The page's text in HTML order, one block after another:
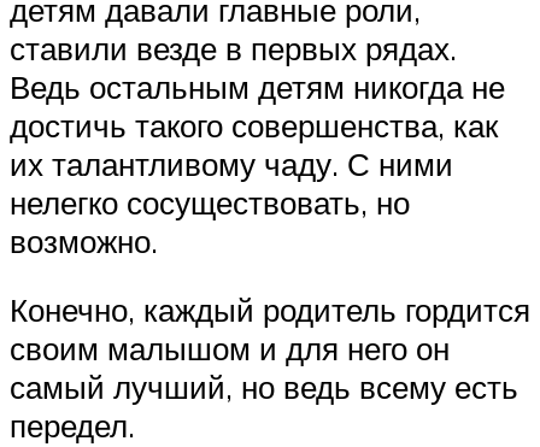
детям давали главные роли,
ставили везде в первых рядах.
Ведь остальным детям никогда не
достичь такого совершенства, как
их талантливому чаду. С ними
нелегко сосуществовать, но
возможно.
Конечно, каждый родитель гордится
своим малышом и для него он
самый лучший, но ведь всему есть
передел.